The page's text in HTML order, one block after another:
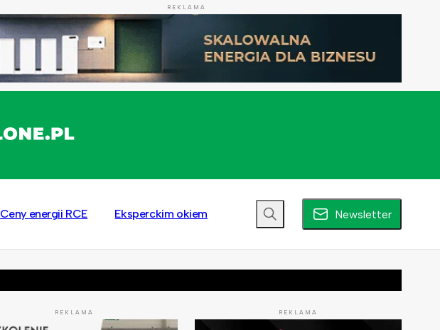
REKLAMA
Ceny energii RCE Eksperckim okiem Newsletter
REKLAMA REKLAMA